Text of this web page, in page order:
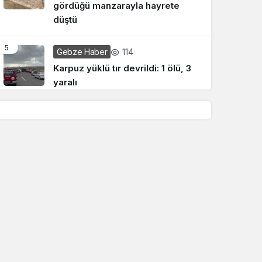
gördüğü manzarayla hayrete
düştü
5 Gebze Haber 114
Karpuz yüklü tır devrildi: 1 ölü, 3
yaralı